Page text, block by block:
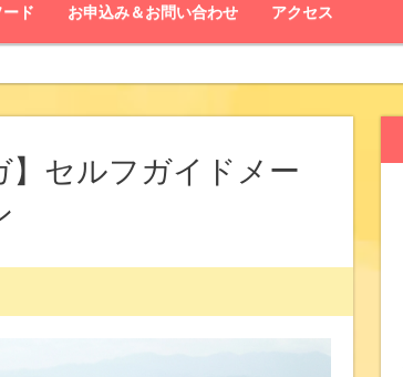
ド お申込み＆お問い合わせ アクセス
】セルフガイドメー